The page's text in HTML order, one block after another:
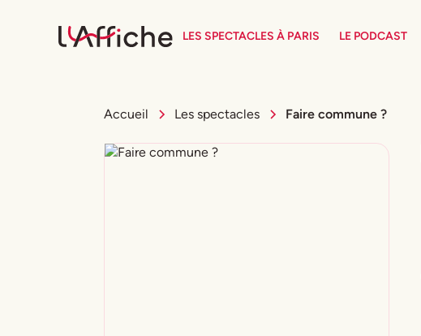
LES SPECTACLES À PARIS LE PODCAST
Accueil Les spectacles Faire commune ?